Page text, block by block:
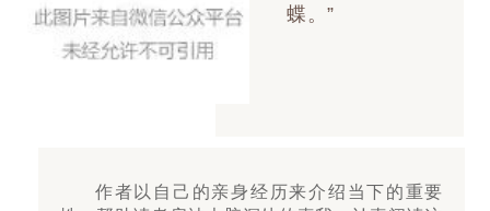
蝶。”
作者以自己的亲身经历来介绍当下的重要